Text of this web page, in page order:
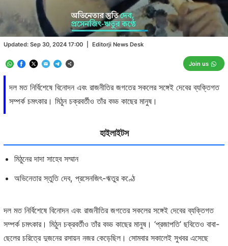
দল মত নির্বিশেষে বিনোদন এবং রাজনীতির জগতের সকলের সঙ্গেই দেবের ব্যক্তিগত
সম্পর্ক চমৎকার। মিঠুন চক্রবর্তীও তাঁর বড্ড কাছের মানুষ।
Updated: Sep 30, 2024 17:00 Editorji News Desk
Join us
Unmute
/
Loaded:
83.06%
হাইলাইটস
মিঠুনের দাদা সাহেব সম্মান
অভিনেতার স্তুতি দেব, প্রসেনজিৎ-ঋতুর কণ্ঠে
দল মত নির্বিশেষে বিনোদন এবং রাজনীতির জগতের সকলের সঙ্গেই দেবের ব্যক্তিগত
সম্পর্ক চমৎকার। মিঠুন চক্রবর্তীও তাঁর বড্ড কাছের মানুষ। ‘প্রজাপতি’ ছবিতেও বাবা-
ছেলের চরিত্রে দুজনের রসায়ন নজর কেড়েছিল। সোমবার সকালেই সুখবর এসেছে